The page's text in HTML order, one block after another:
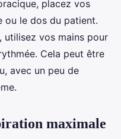
placez vos
ou le dos du patient.
utilisez vos mains pour
Cela peut être
avec un peu de
maximale